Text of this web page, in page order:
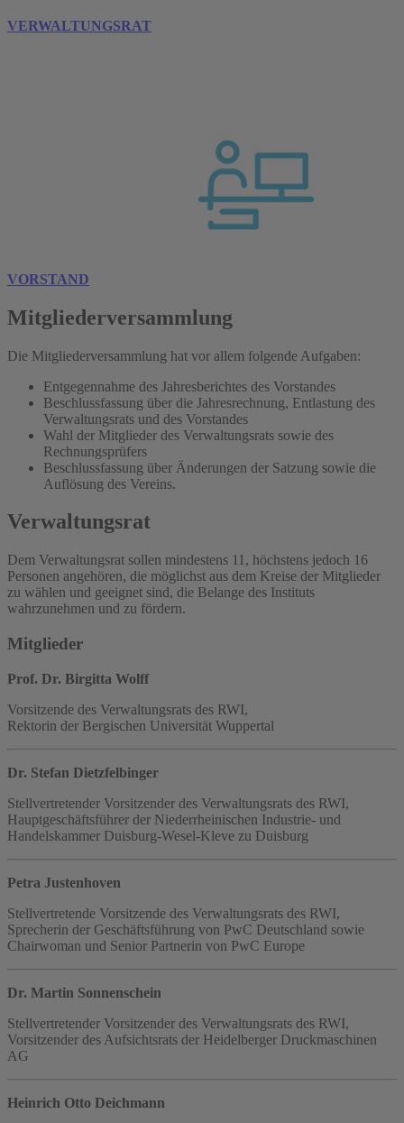
VERWALTUNGSRAT
VORSTAND
Mitgliederversammlung
Die Mitgliederversammlung hat vor allem folgende Aufgaben:
Entgegennahme des Jahresberichtes des Vorstandes
Beschlussfassung über die Jahresrechnung, Entlastung des
Verwaltungsrats und des Vorstandes
Wahl der Mitglieder des Verwaltungsrats sowie des
Rechnungsprüfers
Beschlussfassung über Änderungen der Satzung sowie die
Auflösung des Vereins.
Verwaltungsrat
Dem Verwaltungsrat sollen mindestens 11, höchstens jedoch 16
Personen angehören, die möglichst aus dem Kreise der Mitglieder
zu wählen und geeignet sind, die Belange des Instituts
wahrzunehmen und zu fördern.
Mitglieder
Prof. Dr. Birgitta Wolff
Vorsitzende des Verwaltungsrats des RWI,
Rektorin der Bergischen Universität Wuppertal
Dr. Stefan Dietzfelbinger
Stellvertretender Vorsitzender des Verwaltungsrats des RWI,
Hauptgeschäftsführer der Niederrheinischen Industrie- und
Handelskammer Duisburg-Wesel-Kleve zu Duisburg
Petra Justenhoven
Stellvertretende Vorsitzende des Verwaltungsrats des RWI,
Sprecherin der Geschäftsführung von PwC Deutschland sowie
Chairwoman und Senior Partnerin von PwC Europe
Dr. Martin Sonnenschein
Stellvertretender Vorsitzender des Verwaltungsrats des RWI,
Vorsitzender des Aufsichtsrats der Heidelberger Druckmaschinen
AG
Heinrich Otto Deichmann